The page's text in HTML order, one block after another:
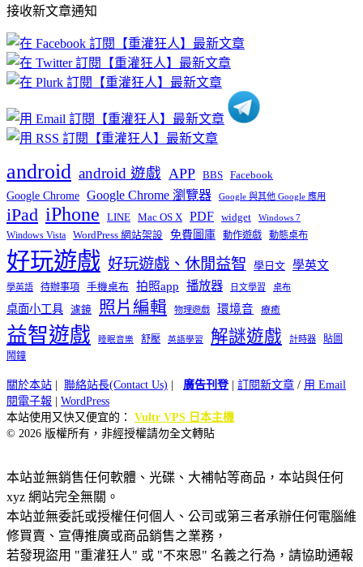
文
章
分
類
接收新文章通知
android android 遊戲 APP BBS Facebook
Google Chrome Google Chrome 瀏覽器 Google 與其他 Google 應用
iPad iPhone LINE Mac OS X PDF widget Windows 7
Windows Vista WordPress 網站架設 免費圖庫 動作遊戲 動態桌布
好玩遊戲 好玩遊戲、休閒益智 學日文 學英文
學英語 待辦事項 手機桌布 拍照app 播放器 日文學習 桌布
桌面小工具 濾鏡 照片編輯 物理遊戲 環境音 療癒
益智遊戲 睡眠音樂 舒壓 英語學習 解謎遊戲 計時器
貼圖
鬧鐘
關於本站 | 聯絡站長(Contact Us) | 廣告刊登| 訂閱新文章 / 用 Email
閱電子報 | WordPress
本站使用又快又便宜的： Vultr VPS 日本主機
© 2026 版權所有，非經授權請勿全文轉貼
本站並無銷售任何軟體、光碟、大補帖等商品，本站與任何
xyz 網站完全無關。
本站並無委託或授權任何個人、公司或第三者承辦任何電腦維
修買賣、宣傳推廣或商品銷售之業務，
若發現盜用 "重灌狂人" 或 "不來恩" 名義之行為，請協助通報